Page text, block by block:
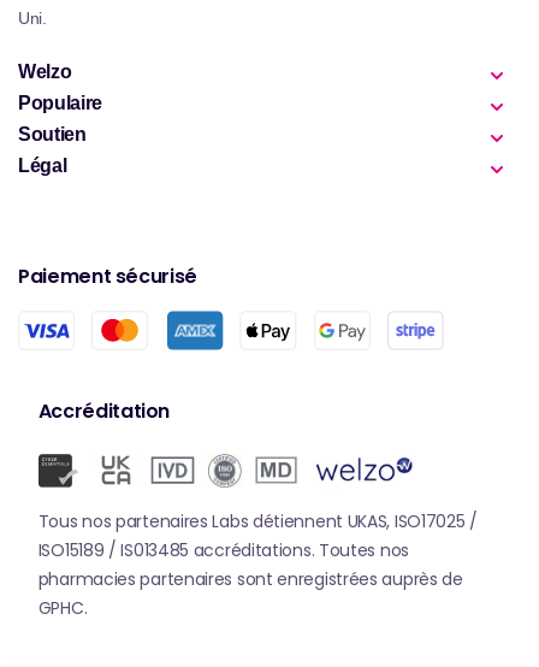
Uni.
Welzo
Populaire
Soutien
Légal
Paiement sécurisé
Accréditation
Tous nos partenaires Labs détiennent UKAS, ISO17025 /
ISO15189 / IS013485 accréditations. Toutes nos
pharmacies partenaires sont enregistrées auprès de
GPHC.